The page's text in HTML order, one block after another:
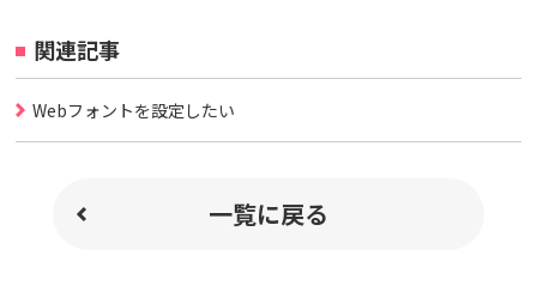
関連記事
Webフォントを設定したい
一覧に戻る